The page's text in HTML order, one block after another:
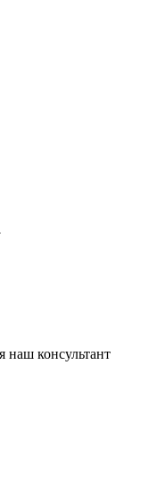
наш консультант